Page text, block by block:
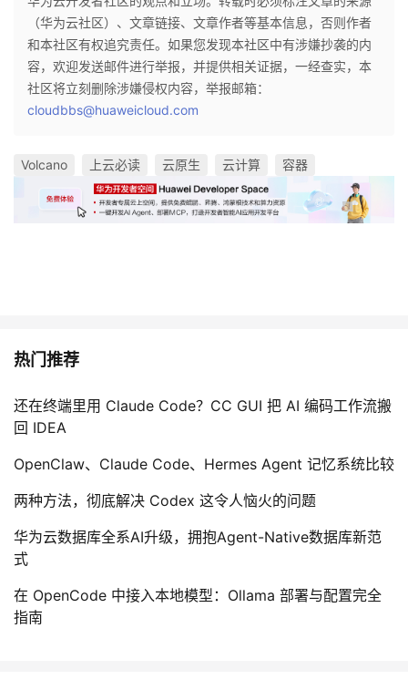
（华为云社区）、文章链接、文章作者等基本信息，否则作者
和本社区有权追究责任。如果您发现本社区中有涉嫌抄袭的内
容，欢迎发送邮件进行举报，并提供相关证据，一经查实，本
社区将立刻删除涉嫌侵权内容，举报邮箱：
cloudbbs@huaweicloud.com
Volcano 上云必读 云原生 云计算 容器
热门推荐
还在终端里用 Claude Code？CC GUI 把 AI 编码工作流搬
回 IDEA
OpenClaw、Claude Code、Hermes Agent 记忆系统比较
两种方法，彻底解决 Codex 这令人恼火的问题
华为云数据库全系AI升级，拥抱Agent-Native数据库新范
式
在 OpenCode 中接入本地模型：Ollama 部署与配置完全
指南